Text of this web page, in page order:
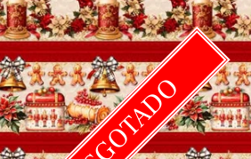
ESGOTADO